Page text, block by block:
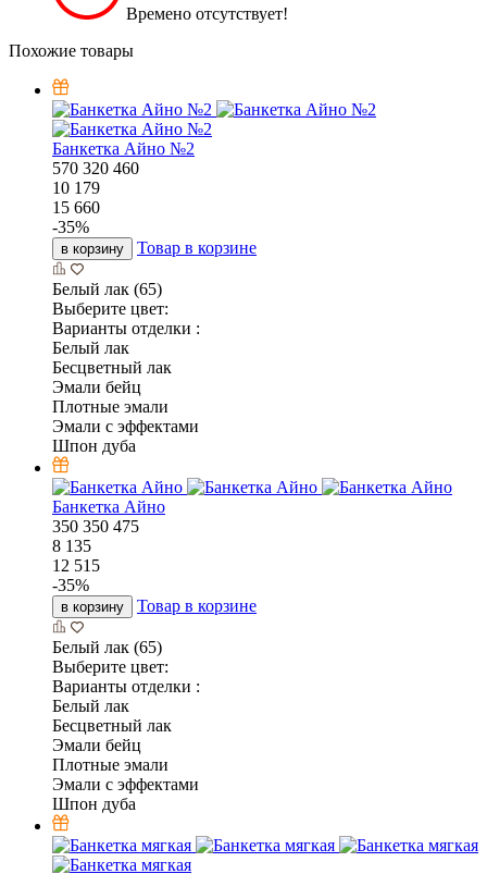
Времено отсутствует!
Похожие товары
Банкетка Айно №2
570 320 460
10 179
15 660
-35%
в корзину Товар в корзине
Белый лак (65)
Выберите цвет:
Варианты отделки :
Белый лак
Бесцветный лак
Эмали бейц
Плотные эмали
Эмали с эффектами
Шпон дуба
Банкетка Айно
350 350 475
8 135
12 515
-35%
в корзину Товар в корзине
Белый лак (65)
Выберите цвет:
Варианты отделки :
Белый лак
Бесцветный лак
Эмали бейц
Плотные эмали
Эмали с эффектами
Шпон дуба